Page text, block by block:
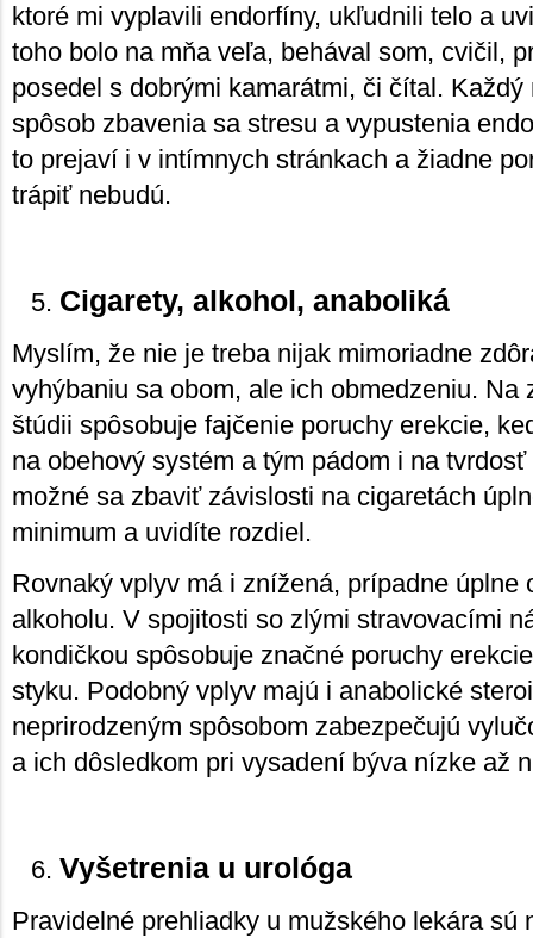
ktoré mi vyplavili endorfíny, ukľudnili telo a
toho bolo na mňa veľa, behával som, cvičil,
posedel s dobrými kamarátmi, či čítal.
spôsob zbavenia sa stresu a vypustenia
to prejaví i v intímnych stránkach a žiadne
trápiť nebudú.
Cigarety, alkohol, anaboliká
Myslím, že nie je treba nijak mimoriadne
vyhýbaniu sa obom, ale ich obmedzeniu. Na
štúdii spôsobuje fajčenie poruchy erekcie,
na obehový systém a tým pádom i na
možné sa zbaviť závislosti na cigaretách
minimum a uvidíte rozdiel.
Rovnaký vplyv má i znížená, prípadne úplne
alkoholu. V spojitosti so zlými stravovacími
kondičkou spôsobuje značné poruchy
styku. Podobný vplyv majú i anabolické
neprirodzeným spôsobom zabezpečujú
a ich dôsledkom pri vysadení býva nízke až
Vyšetrenia u urológa
Pravidelné prehliadky u mužského lekára sú